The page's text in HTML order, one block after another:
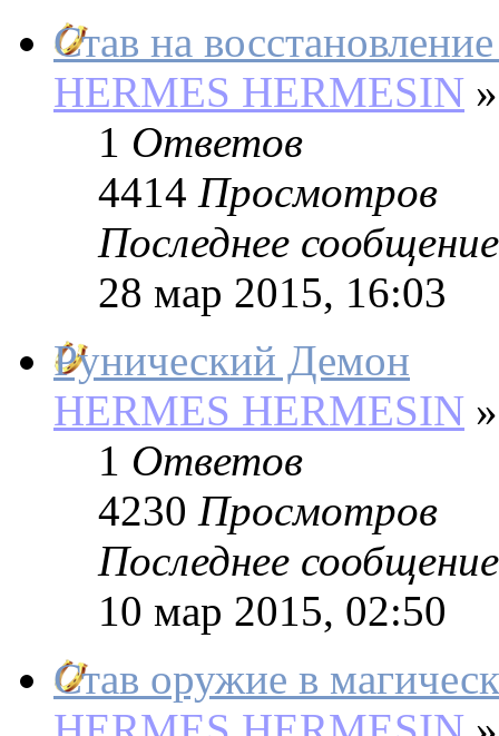
Став на
HERMES HERMESIN »
1 Ответов
4414 Просмотров
Последнее сообщение
28 мар 2015, 16:03
Рунический Демон
HERMES HERMESIN »
1 Ответов
4230 Просмотров
Последнее сообщение
10 мар 2015, 02:50
Став оружие в